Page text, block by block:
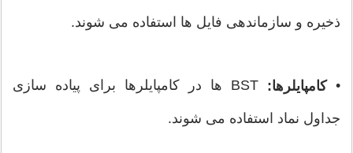
ذخیره و سازماندهی فایل ها استفاده می شوند.
•کامپایلرها: BST ها در کامپایلرها برای پیاده سازی
جداول نماد استفاده می شوند.